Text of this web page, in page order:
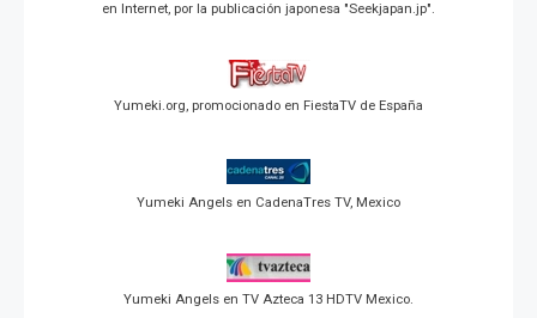
en Internet, por la publicación japonesa "Seekjapan.jp".
Yumeki.org, promocionado en FiestaTV de España
Yumeki Angels en CadenaTres TV, Mexico
Yumeki Angels en TV Azteca 13 HDTV Mexico.